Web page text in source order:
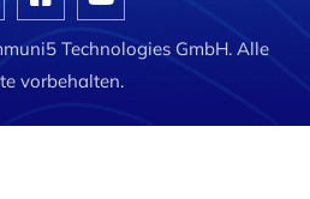
Technologies GmbH. Alle
vorbehalten.